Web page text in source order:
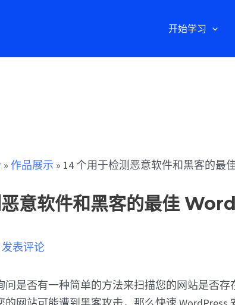
开始学习
»作品展示 » 14 个用于检测恶意软件和黑客的最
意软件和黑客的最佳
发表评论
问是否有一种简单的方法来扫描您的网站是否存